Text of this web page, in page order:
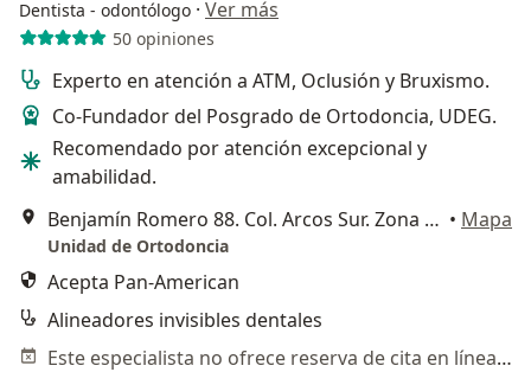
Dentista - odontólogo · Ver más
50 opiniones
Experto en atención a ATM, Oclusión y Bruxismo.
Co-Fundador del Posgrado de Ortodoncia, UDEG.
Recomendado por atención excepcional y
amabilidad.
Benjamín Romero 88. Col. Arcos Sur. Zona Minerva., Guadalajara • Mapa
Unidad de Ortodoncia
Acepta Pan-American
Alineadores invisibles dentales
Este especialista no ofrece reserva de cita en línea en esta dirección.